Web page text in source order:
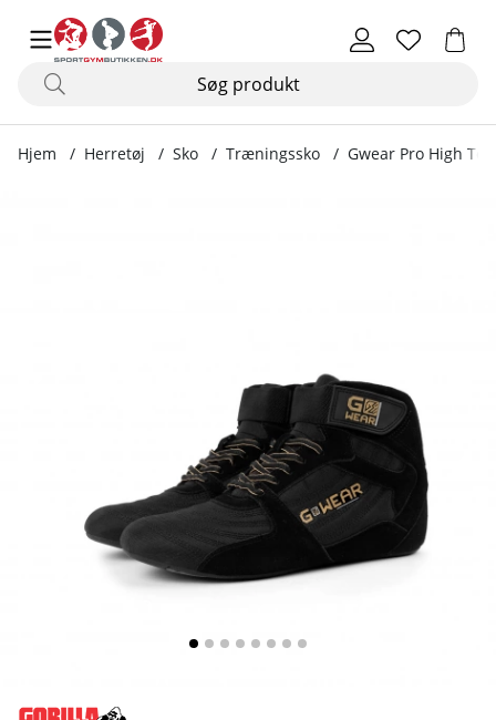
Hjem Herretøj Sko Træningssko Gwear Pro High